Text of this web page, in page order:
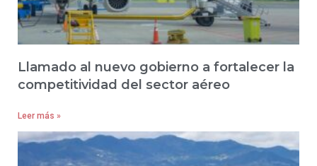
Llamado al nuevo gobierno a fortalecer la
competitividad del sector aéreo
Leer más »